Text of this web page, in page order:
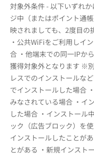
対象外条件 - 以下いずれ
ジ中（またはポイント通
映されましても、2度目の
・公共WiFiをご利用しイ
合 ・他端末での同一IPか
獲得対象外となります ※
レスでのインストールな
でインストールした場合
みなされている場合 ・イ
した場合 ・インストール
ック（広告ブロック）を
インストールしたことが
とがある ・新規インスト